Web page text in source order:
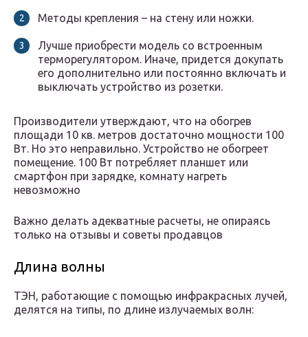
Методы крепления – на стену или ножки.
Лучше приобрести модель со встроенным
терморегулятором. Иначе, придется докупать
его дополнительно или постоянно включать и
выключать устройство из розетки.
Производители утверждают, что на обогрев
площади 10 кв. метров достаточно мощности 100
Вт. Но это неправильно. Устройство не обогреет
помещение. 100 Вт потребляет планшет или
смартфон при зарядке, комнату нагреть
невозможно
Важно делать адекватные расчеты, не опираясь
только на отзывы и советы продавцов
Длина волны
ТЭН, работающие с помощью инфракрасных лучей,
делятся на типы, по длине излучаемых волн: